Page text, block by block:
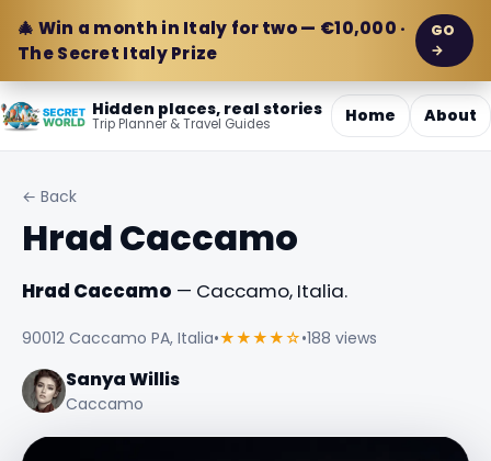
🎄 Win a month in Italy for two — €10,000 ·
The Secret Italy Prize
GO
→
Hidden places, real stories
Trip Planner & Travel Guides Home About
← Back
Hrad Caccamo
Hrad Caccamo — Caccamo, Italia.
90012 Caccamo PA, Italia•★★★★☆•188 views
Sanya Willis
Caccamo